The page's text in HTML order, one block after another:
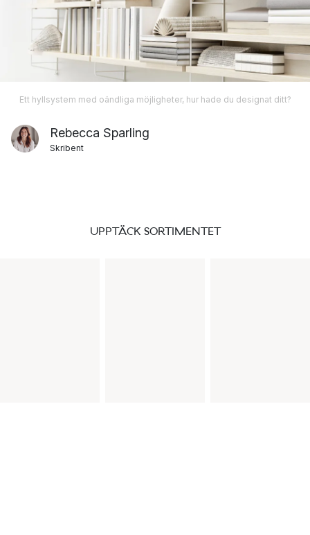
Ett hyllsystem med oändliga möjligheter, hur hade du designat ditt?
Rebecca Sparling
Skribent
UPPTÄCK SORTIMENTET